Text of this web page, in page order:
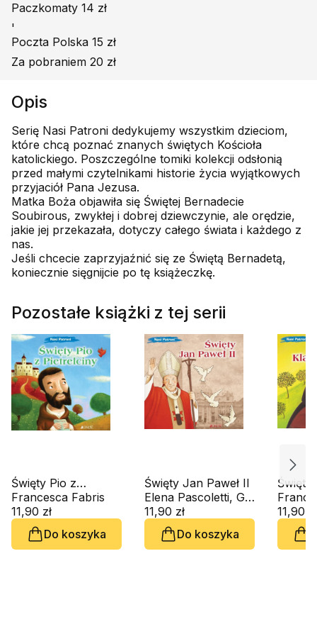
Paczkomaty 14 zł
'
Poczta Polska 15 zł
Za pobraniem 20 zł
Opis
Serię Nasi Patroni dedykujemy wszystkim dzieciom,
które chcą poznać znanych świętych Kościoła
katolickiego. Poszczególne tomiki kolekcji odsłonią
przed małymi czytelnikami historie życia wyjątkowych
przyjaciół Pana Jezusa.
Matka Boża objawiła się Świętej Bernadecie
Soubirous, zwykłej i dobrej dziewczynie, ale orędzie,
jakie jej przekazała, dotyczy całego świata i każdego z
nas.
Jeśli chcecie zaprzyjaźnić się ze Świętą Bernadetą,
koniecznie sięgnijcie po tę książeczkę.
Pozostałe książki z tej serii
Święty Pio z
Pietrelciny
Francesca Fabris
11,90 zł
Do koszyka
Święty Jan Paweł II
Elena Pascoletti, Giusy Capizzi
11,90 zł
Do koszyka
Święta
Asyżu
11,90 zł